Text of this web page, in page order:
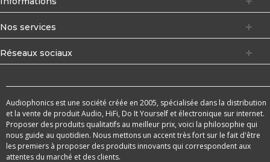
Nos services
Réseaux sociaux
Audiophonics est une société créée en 2005, spécialisée dans la distribution
et la vente de produit Audio, HiFi, Do It Yourself et électronique sur internet.
Proposer des produits qualitatifs au meilleur prix, voici la philosophie qui
nous guide au quotidien. Nous mettons un accent très fort sur le fait d'être
les premiers à proposer des produits innovants qui correspondent aux
attentes du marché et des clients.